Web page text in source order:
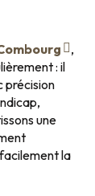
,
: il
précision
une
la